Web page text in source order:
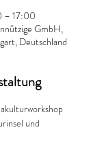
– 17:00
GmbH,
Deutschland
und